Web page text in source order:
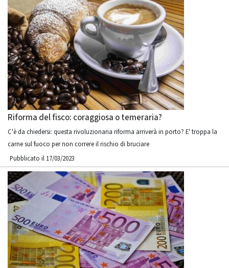
Riforma del fisco: coraggiosa o temeraria?
C'è da chiedersi: questa rivoluzionaria riforma arriverà in porto? E' troppa la
carne sul fuoco per non correre il rischio di bruciare
Pubblicato il 17/03/2023